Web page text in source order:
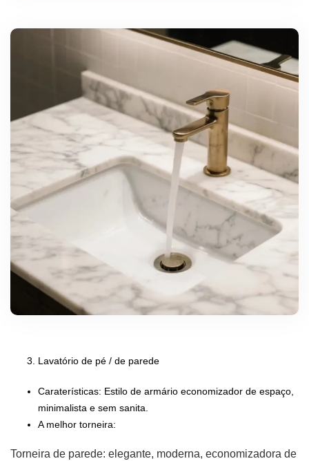
Lavatório de pé / de parede
Caraterísticas: Estilo de armário economizador de espaço,
minimalista e sem sanita.
A melhor torneira:
Torneira de parede: elegante, moderna, economizadora de